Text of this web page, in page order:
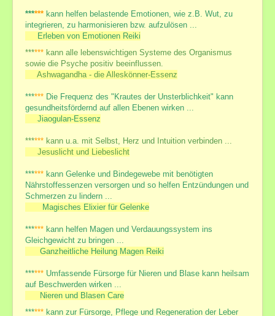
****** kann helfen belastende Emotionen, wie z.B. Wut, zu
integrieren, zu harmonisieren bzw. aufzulösen ...
Erleben von Emotionen Reiki
****** kann alle lebenswichtigen Systeme des Organismus
sowie die Psyche positiv beeinflussen.
Ashwagandha - die Alleskönner-Essenz
****** Die Frequenz des "Krautes der Unsterblichkeit" kann
gesundheitsfördernd auf allen Ebenen wirken ...
Jiaogulan-Essenz
****** kann u.a. mit Selbst, Herz und Intuition verbinden ...
Jesuslicht und Liebeslicht
****** kann Gelenke und Bindegewebe mit benötigten
Nährstoffessenzen versorgen und so helfen Entzündungen und
Schmerzen zu lindern ...
Magisches Elixier für Gelenke
****** kann helfen Magen und Verdauungssystem ins
Gleichgewicht zu bringen ...
Ganzheitliche Heilung Magen Reiki
****** Umfassende Fürsorge für Nieren und Blase kann heilsam
auf Beschwerden wirken ...
Nieren und Blasen Care
****** kann zur Fürsorge, Pflege und Regeneration der Leber